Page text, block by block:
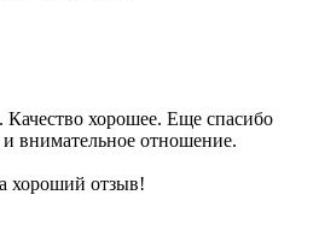
Качество хорошее. Еще спасибо
и внимательное отношение.
хороший отзыв!